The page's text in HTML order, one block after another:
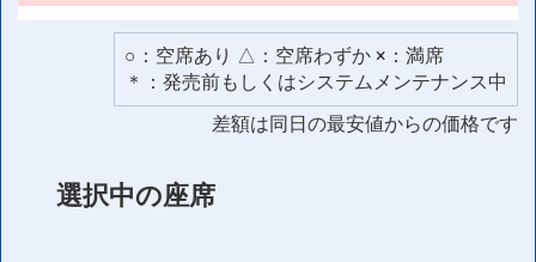
○：空席あり △：空席わずか ×：満席
＊：発売前もしくはシステムメンテナンス中
差額は同日の最安値からの価格です
選択中の座席